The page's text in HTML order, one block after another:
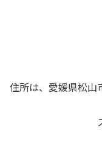
住所は、愛媛県松山